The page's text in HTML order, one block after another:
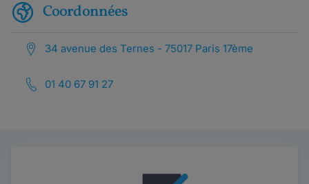
Coordonnées
34 avenue des Ternes - 75017 Paris 17ème
01 40 67 91 27